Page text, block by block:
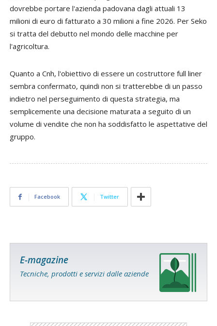
dovrebbe portare l'azienda padovana dagli attuali 13
milioni di euro di fatturato a 30 milioni a fine 2026. Per Seko
si tratta del debutto nel mondo delle macchine per
l'agricoltura.
Quanto a Cnh, l'obiettivo di essere un costruttore full liner
sembra confermato, quindi non si tratterebbe di un passo
indietro nel perseguimento di questa strategia, ma
semplicemente una decisione maturata a seguito di un
volume di vendite che non ha soddisfatto le aspettative del
gruppo.
Facebook Twitter
E-magazine
Tecniche, prodotti e servizi dalle aziende